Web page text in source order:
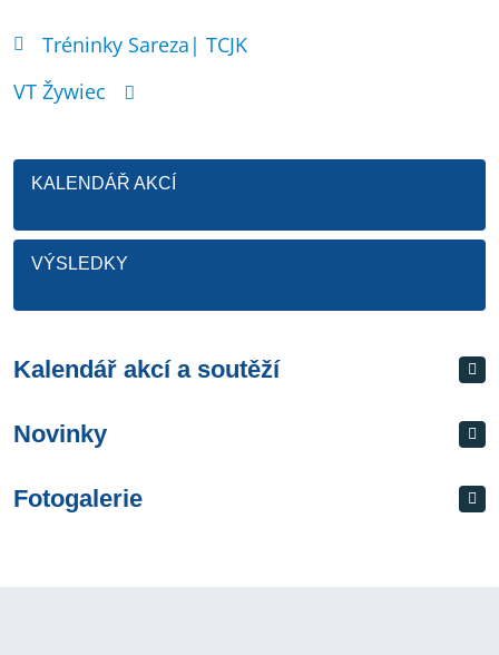
Tréninky Sareza| TCJK
VT Žywiec
KALENDÁŘ AKCÍ
VÝSLEDKY
Kalendář akcí a soutěží
Novinky
Fotogalerie